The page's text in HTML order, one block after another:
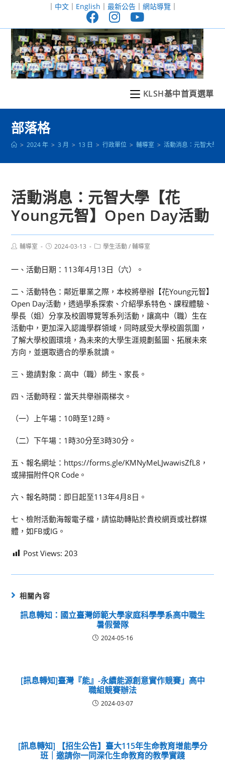
至
｜ 中文｜ English ｜ 最新公告｜ 網站導覽｜
KLSH基中首頁選單
部落格
> 2024 年 > 3 月 > 13 日 > 行政單位 > 輔導室 > 活動消息：元智大學
活動消息：元智大學【花
Young元智】Open Day活動
Post輔導室
Post2024-03-13
Post學生活動 / 輔導室
一、活動日期：113年4月13日（六）。
二、活動特色：鄰近畢業之際，本校將舉辦【花Young元智】
Open Day活動，透過學系探索、介紹學系特色、課程體驗、
學長（姐）分享及校園導覽等系列活動，讓高中（職）生在
活動中，更加深入認識學群領域，同時感受大學校園氛圍，
了解大學校園環境，為未來的大學生涯規劃藍圖、拓展未來
方向，並選取適合的學系就讀。
三、邀請對象：高中（職）師生、家長。
四、活動時程：當天共舉辦兩梯次。
（一）上午場：10時至12時。
（二）下午場：1時30分至3時30分。
五、報名網址：https://forms.gle/KMNyMeLJwawisZfL8，
或掃描附件QR Code。
六、報名時間：即日起至113年4月8日。
七、檢附活動海報電子檔，請協助轉貼於貴校網頁或社群媒
體，如FB或IG。
Post Views: 203
相關內容
訊息轉知：國立臺灣師範大學家庭科學學系高中職生
暑假營隊
2024-05-16
[訊息轉知]臺灣『能』-永續能源創意實作競賽」高中
職組競賽辦法
2024-03-07
[訊息轉知] 【招生公告】臺大115年生命教育增能學分
班｜邀請你一同深化生命教育的教學實踐